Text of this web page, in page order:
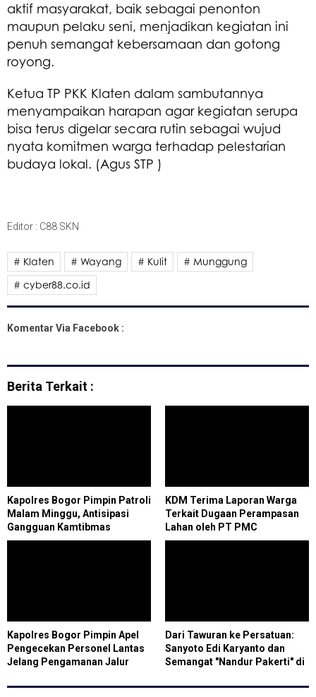
aktif masyarakat, baik sebagai penonton
maupun pelaku seni, menjadikan kegiatan ini
penuh semangat kebersamaan dan gotong
royong.
Ketua TP PKK Klaten dalam sambutannya
menyampaikan harapan agar kegiatan serupa
bisa terus digelar secara rutin sebagai wujud
nyata komitmen warga terhadap pelestarian
budaya lokal. (Agus STP )
Editor : C88 SKN
# Klaten # Wayang # Kulit
# Munggung
# cyber88.co.id
Komentar Via Facebook :
Berita Terkait :
Kapolres Bogor Pimpin Patroli
Malam Minggu, Antisipasi
Gangguan Kamtibmas
KDM Terima Laporan Warga
Terkait Dugaan Perampasan
Lahan oleh PT PMC
Kapolres Bogor Pimpin Apel
Pengecekan Personel Lantas
Jelang Pengamanan Jalur
Dari Tawuran ke Persatuan:
Sanyoto Edi Karyanto dan
Semangat "Nandur Pakerti" di